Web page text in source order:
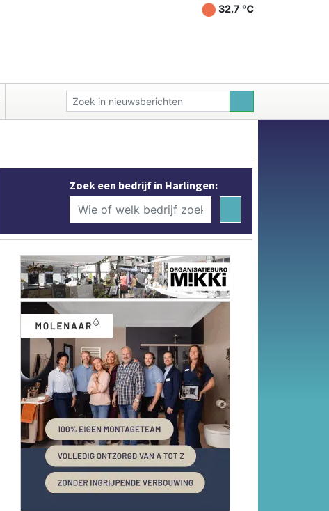
32.7 ℃
Zoek een bedrijf in Harlingen: